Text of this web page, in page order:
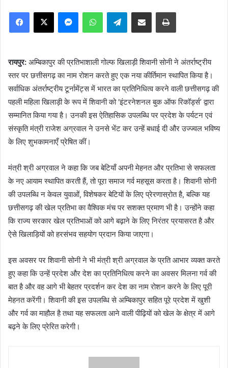
Facebook
X MessengerWhatsAppTelegramShare via Email Print
रायपुर: अम्बिकापुर की प्रतिभाशाली गोल्फ खिलाड़ी शिवानी सोनी ने अंतर्राष्ट्रीय
स्तर पर छत्तीसगढ़ का नाम रोशन करते हुए एक नया कीर्तिमान स्थापित किया है।
सर्वाधिक अंतर्राष्ट्रीय टूर्नामेंट्स में भारत का प्रतिनिधित्व करने वाली छत्तीसगढ़ की
पहली महिला खिलाड़ी के रूप में शिवानी को ‘इंटरनेशनल बुक ऑफ रिकॉर्ड्स’ द्वारा
सम्मानित किया गया है। उनकी इस ऐतिहासिक उपलब्धि पर प्रदेश के पर्यटन एवं
संस्कृति मंत्री राजेश अग्रवाल ने उनसे भेंट कर उन्हें बधाई दी और उज्ज्वल भविष्य
के लिए शुभकामनाएँ प्रेषित कीं।
मंत्री श्री अग्रवाल ने कहा कि जब बेटियाँ अपनी मेहनत और प्रतिभा से सफलता
के नए आयाम स्थापित करती हैं, तो पूरा समाज गर्व महसूस करता है। शिवानी सोनी
की उपलब्धि न केवल युवाओं, विशेषकर बेटियों के लिए प्रेरणास्रोत है, बल्कि यह
छत्तीसगढ़ की खेल प्रतिभा का वैश्विक मंच पर सशक्त प्रमाण भी है। उन्होंने कहा
कि राज्य सरकार खेल प्रतिभाओं को आगे बढ़ाने के लिए निरंतर प्रयासरत है और
ऐसे खिलाड़ियों को हरसंभव सहयोग प्रदान किया जाएगा।
इस अवसर पर शिवानी सोनी ने भी मंत्री श्री अग्रवाल के प्रति आभार व्यक्त करते
हुए कहा कि उन्हें प्रदेश और देश का प्रतिनिधित्व करने का अवसर मिलना गर्व की
बात है और वह आगे भी बेहतर प्रदर्शन कर देश का नाम रोशन करने के लिए पूरी
मेहनत करेंगी। शिवानी की इस उपलब्धि से अम्बिकापुर सहित पूरे प्रदेश में खुशी
और गर्व का माहौल है तथा यह सफलता आने वाली पीढ़ियों को खेल के क्षेत्र में आगे
बढ़ने के लिए प्रेरित करेगी।